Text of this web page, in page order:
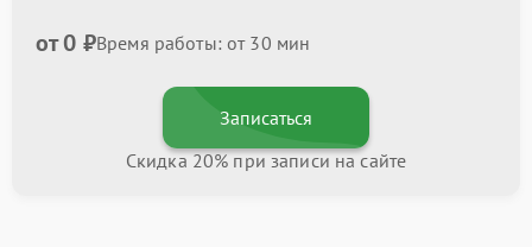
от 0 ₽Время работы: от 30 мин
Записаться
Скидка 20% при записи на сайте